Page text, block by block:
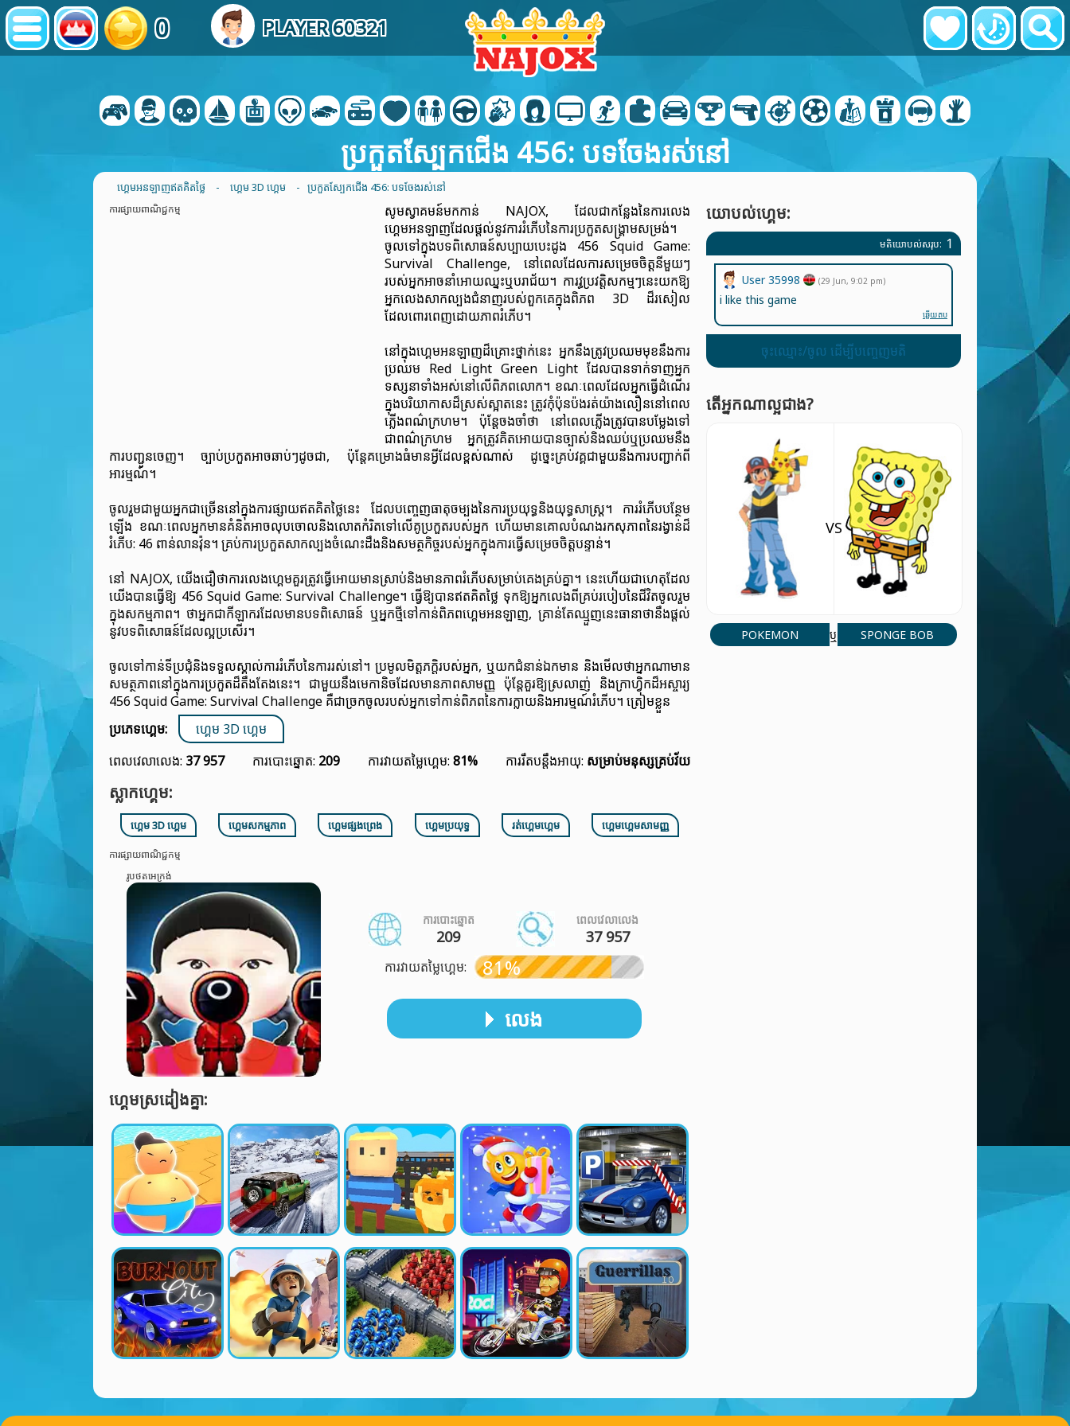
0 PLAYER 60321
ប្រកួតស្បែកជើង 456: បទចែងរស់នៅ
ហ្គេមអនឡាញឥតគិតថ្លៃ - ហ្គេម 3D ហ្គេម - ប្រកួតស្បែកជើង 456: បទចែងរស់នៅ
ការផ្សាយពាណិជ្ជកម្ម
សូមស្វាគមន៍មកកាន់ NAJOX, ដែលជាកន្លែងនៃការលេង
ហ្គេមអនឡាញដែលផ្ដល់នូវការរំភើបនៃការប្រកួតសង្គ្រាមសម្រង់។
ចូលទៅក្នុងបទពិសោធន៍សប្បាយបេះដូង 456 Squid Game:
Survival Challenge, នៅពេលដែលការសម្រេចចិត្តនីមួយៗ
របស់អ្នកអាចនាំអោយឈ្នះឬបរាជ័យ។ ការវ្ធប្រវត្តិសកម្មៗនេះយកឱ្យ
អ្នកលេងសាកល្បងជំនាញរបស់ពួកគេក្នុងពិភព 3D ដ៏រសៀល
ដែលពោរពេញដោយភាពរំភើប។
នៅក្នុងហ្គេមអនឡាញដ៏គ្រោះថ្នាក់នេះ អ្នកនឹងត្រូវប្រឈមមុខនឹងការ
ប្រឈម Red Light Green Light ដែលបានទាក់ទាញអ្នក
ទស្សនាទាំងអស់នៅលើពិភពលោក។ ខណៈពេលដែលអ្នកធ្វើដំណើរ
ក្នុងបរិយាកាសដ៏ស្រស់ស្អាតនេះ ត្រូវកុំប៉ុនប៉ងរត់យ៉ាងលឿននៅពេល
ភ្លើងពណ៌ក្រហម។ ប៉ុន្តែចងចាំថា នៅពេលភ្លើងត្រូវបានបម្លែងទៅ
ជាពណ៌ក្រហម អ្នកត្រូវគិតអោយបានច្បាស់និងឈប់ឬប្រឈមនឹង
ការបញ្ជូនចេញ។ ច្បាប់ប្រកួតអាចឆាប់ៗដូចជា, ប៉ុន្តែគម្រោងធំមានអ្វីដែលខ្ពស់ណាស់ ដូច្នេះគ្រប់វគ្គជាមួយនឹងការបញ្ជាក់ពី
អារម្មណ៍។
ចូលរួមជាមួយអ្នកជាច្រើននៅក្នុងការផ្សាយឥតគិតថ្លៃនេះ ដែលបញ្ចេញធាតុចម្បងនៃការប្រយុទ្ធនិងយុទ្ធសាស្ត្រ។ ការរំភើបបន្ថែម
ឡើង ខណៈពេលអ្នកមានគំនិតអាចលុបចោលនិងលោតកំរិតទៅលើគូប្រកួតរបស់អ្នក ហើយមានគោលបំណងរកសុភាពនៃរង្វាន់ដ៏
រំភើប: 46 ពាន់លានវ៉ុន។ គ្រប់ការប្រកួតសាកល្បងចំណេះដឹងនិងសមត្ថកិច្ចរបស់អ្នកក្នុងការធ្វើសម្រេចចិត្តបន្ទាន់។
នៅ NAJOX, យើងជឿថាការលេងហ្គេមគួរត្រូវធ្វើអោយមានស្រាប់និងមានភាពរំភើបសម្រាប់គេងគ្រប់គ្នា។ នេះហើយជាហេតុដែល
យើងបានធ្វើឱ្យ 456 Squid Game: Survival Challenge។ ធ្វើឱ្យបានឥតគិតថ្លៃ ទុកឱ្យអ្នកលេងពីគ្រប់របៀបនៃជីវិតចូលរួម
ក្នុងសកម្មភាព។ ថាអ្នកជាកីឡាករដែលមានបទពិសោធន៍ ឬអ្នកថ្មីទៅកាន់ពិភពហ្គេមអនឡាញ, គ្រាន់តែឈ្មួញនេះធានាថានឹងផ្តល់
នូវបទពិសោធន៍ដែលល្អប្រសើរ។
ចូលទៅកាន់ទីប្រជុំនិងទទួលស្គាល់ការរំភើបនៃការរស់នៅ។ ប្រមូលមិត្តភក្តិរបស់អ្នក, ឬយកជំនាន់ឯកមាន និងមើលថាអ្នកណាមាន
សមត្ថភាពនៅក្នុងការប្រកួតដ៏តឹងតែងនេះ។ ជាមួយនឹងមេកានិចដែលមានភាពសាមញ្ញ ប៉ុន្តែគួរឱ្យស្រលាញ់ និងក្រាហ្វិកដ៏អស្ចារ្យ
456 Squid Game: Survival Challenge គឺជាច្រកចូលរបស់អ្នកទៅកាន់ពិភពនៃការក្លាយនិងអារម្មណ៍រំភើប។ ត្រៀមខ្លួន
ប្រភេទហ្គេម:
ហ្គេម 3D ហ្គេម
ពេលវេលាលេង: 37 957 ការបោះឆ្នោត: 209 ការវាយតម្លៃហ្គេម: 81% ការរឹតបន្តឹងអាយុ: សម្រាប់មនុស្សគ្រប់វ័យ
ស្លាកហ្គេម:
ហ្គេម 3D ហ្គេម ហ្គេមសកម្មភាព ហ្គេមផ្សងព្រេង ហ្គេមប្រយុទ្ធ រត់ហ្គេមហ្គេម ហ្គេមហ្គេមសាមញ្ញ
ការផ្សាយពាណិជ្ជកម្ម
រូបថតអេក្រង់
ការបោះឆ្នោត
209
ពេលវេលាលេង
37 957
ការវាយតម្លៃហ្គេម: 81%
លេង
ហ្គេមស្រដៀងគ្នា:
យោបល់ហ្គេម:
មតិយោបល់សរុប: 1
User 35998 (29 Jun, 9:02 pm)
i like this game
ឆ្លើយតប
ចុះឈ្មោះ/ចូល ដើម្បីបញ្ចេញមតិ
តើអ្នកណាល្អជាង?
POKEMON
VS
ឬ SPONGE BOB